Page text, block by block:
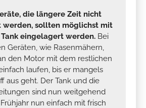
die längere Zeit nicht
werden, sollten möglichst mit
eingelagert werden. Bei
Geräten, wie Rasenmähern,
den Motor mit dem restlichen
laufen, bis er mangels
aus geht. Der Tank und die
sind nun weitgehend
nun einfach mit frisch